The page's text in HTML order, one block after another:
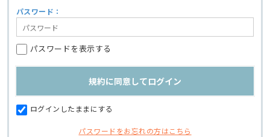
パスワード：
パスワードを表示する
ログインしたままにする
パスワードをお忘れの方はこちら